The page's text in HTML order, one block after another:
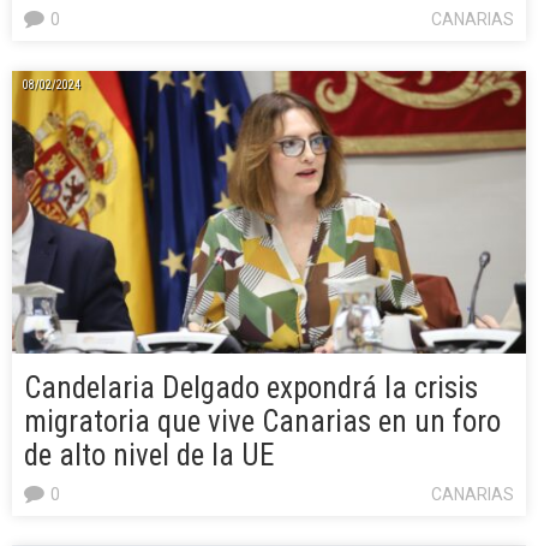
CANARIAS
0
08/02/2024
Candelaria Delgado expondrá la crisis
migratoria que vive Canarias en un foro
de alto nivel de la UE
CANARIAS
0